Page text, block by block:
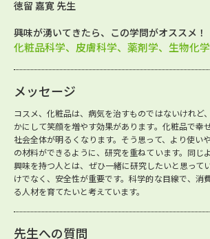
徳留 嘉寛 先生
興味が湧いてきたら、この学問がオススメ！
化粧品科学、皮膚科学、薬剤学、生物化学
メッセージ
コスメ、化粧品は、病気を治すものではないけれど
かにして笑顔を増やす効果があります。化粧品で幸
社会全体が明るくなります。そう思って、より使い
の材料ができるように、研究を重ねています。同じ
興味を持つ人とは、ぜひ一緒に研究したいと思って
けでなく、安全性が重要です。科学的な目線で、消
る人材を育てたいと考えています。
先生への質問